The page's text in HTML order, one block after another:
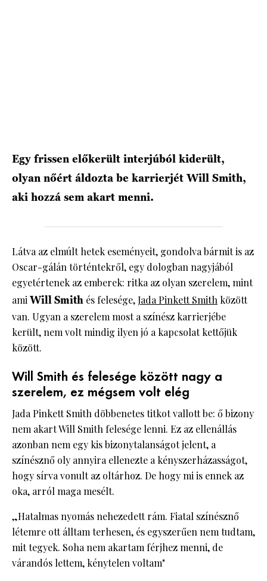
Egy frissen előkerült interjúból kiderült,
olyan nőért áldozta be karrierjét Will Smith,
aki hozzá sem akart menni.
Látva az elmúlt hetek eseményeit, gondolva bármit is az
Oscar-gálán történtekről, egy dologban nagyjából
egyetértenek az emberek: ritka az olyan szerelem, mint
amiWill Smith és felesége,Jada Pinkett Smith között
van. Ugyan a szerelem most a színész karrierjébe
került, nem volt mindig ilyen jó a kapcsolat kettőjük
között.
Will Smith és felesége között nagy a
szerelem, ez mégsem volt elég
Jada Pinkett Smith döbbenetes titkot vallott be: ő bizony
nem akart Will Smith felesége lenni. Ez az ellenállás
azonban nem egy kis bizonytalanságot jelent, a
színésznő oly annyira ellenezte a kényszerházasságot,
hogy sírva vonult az oltárhoz. De hogy mi is ennek az
oka, arról maga mesélt.
„Hatalmas nyomás nehezedett rám. Fiatal színésznő
létemre ott álltam terhesen, és egyszerűen nem tudtam,
mit tegyek. Soha nem akartam férjhez menni, de
várandós lettem, kénytelen voltam"